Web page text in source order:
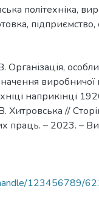
політехніка,
, підприємство,
виробничої
наприкінці
//
праць. – 2023. –
123456789/